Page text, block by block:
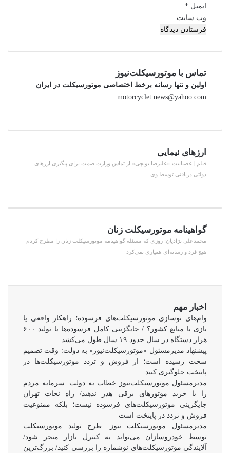
ایمیل *
وب‌ سایت
تماس با موتورسیکلت‌نیوز
اولین و تنها رسانه برخط اختصاصی موتورسیکلت در ایران
motorcyclet.news@yahoo.com
ارزهای نیمایی
فیلم | عصبانیت «علیرضا یونچی» از تماس وزارت صمت برای پیگیری ارزهای
دولتی دریافتی توسط وی
گواهینامه موتورسیکلت زنان
محمدعلی نژادیان: روزی که مسئله گواهینامه موتورسیکلت زنان را مطرح کردم
هیچ فرد و رسانه‌ای همیاری نمی‌کرد
اخبار مهم
وام‌های نوسازی موتورسیکلت‌های فرسوده؛ راهکار واقعی یا
بازی با منابع کشور؟ / جایگزینی کامل فرسوده‌ها با تولید ۶۰۰
هزار دستگاه در سال حدود ۱۹ سال طول می‌کشد
پیشنهاد مدیرمسئول «موتورسیکلت‌نیوز» به دولت: وقت تصمیم
سخت رسیده است؛ از فروش و تردد موتورسیکلت‌ها در
پایتخت جلوگیری کنید
مدیرمسئول موتورسیکلت‌نیوز خطاب به دولت: سرمایه مردم
را با خرید موتورهای برقی هدر ندهید/ راه نجات تهران
جایگزینی موتورسیکلت‌های فرسوده نیست؛ بلکه ممنوعیت
فروش و تردد در پایتخت است
مدیرمسئول موتورسیکلت نیوز: طرح تولید موتورسیکلت
توسط خودروسازان می‌تواند به کنترل بازار منجر شود/
آلایندگی موتورسیکلت‌های نوشماره را بررسی کنید/ بزرگ‌ترین